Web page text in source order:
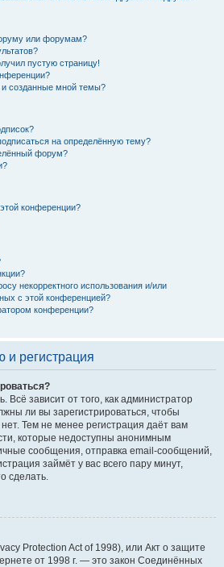
или форумам?
пустую страницу!
созданные мной темы?
на определённую тему?
форум?
конференции?
некорректного использования и/или
с этой конференцией?
конференции?
и регистрация
Всё зависит от того, как администратор
ли вы зарегистрироваться, чтобы
Тем не менее регистрация даёт вам
которые недоступны анонимным
сообщения, отправка email-сообщений,
займёт у вас всего пару минут,
сделать.
Protection Act of 1998), или Акт о защите
от 1998 г. — это закон Соединённых